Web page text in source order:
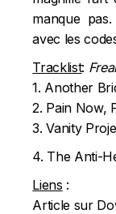
manque
avec les
Tracklist:
1. Another
2. Pain Now,
3. Vanity
4. The Anti-
Liens :
Article sur